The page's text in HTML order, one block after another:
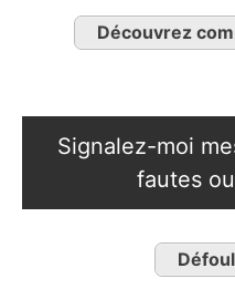
Découvrez
Signalez-moi
fautes